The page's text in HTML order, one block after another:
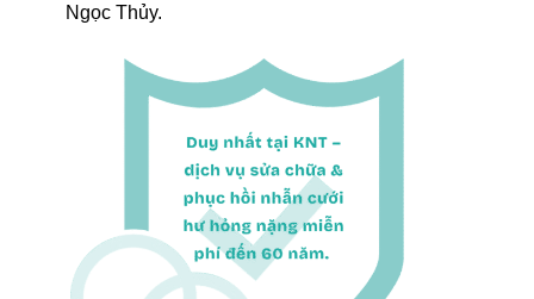
Ngọc Thủy.